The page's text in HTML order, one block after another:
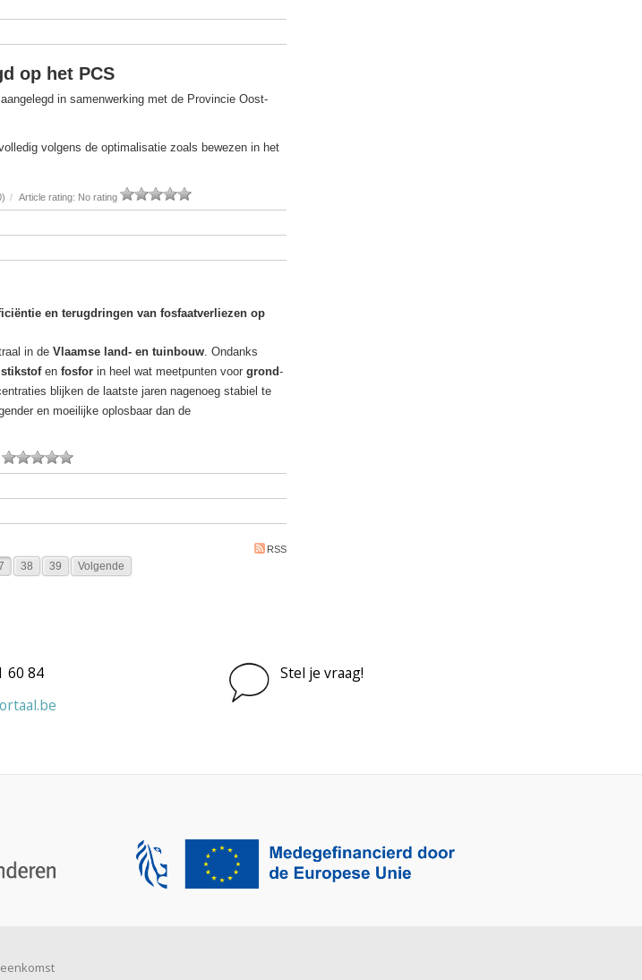
op het PCS
in samenwerking met de Provincie Oost-
volgens de optimalisatie zoals bewezen in het
/ Article rating: No rating
en terugdringen van fosfaatverliezen op
in de Vlaamse land- en tuinbouw. Ondanks
stikstofen fosfor in heel wat meetpunten voor grond-
blijken de laatste jaren nagenoeg stabiel te
en moeilijke oplosbaar dan de
RSS
38 39 Volgende
60 84
Stel je vraag!